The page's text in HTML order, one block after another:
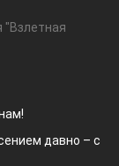
"Взлетная
давно – с